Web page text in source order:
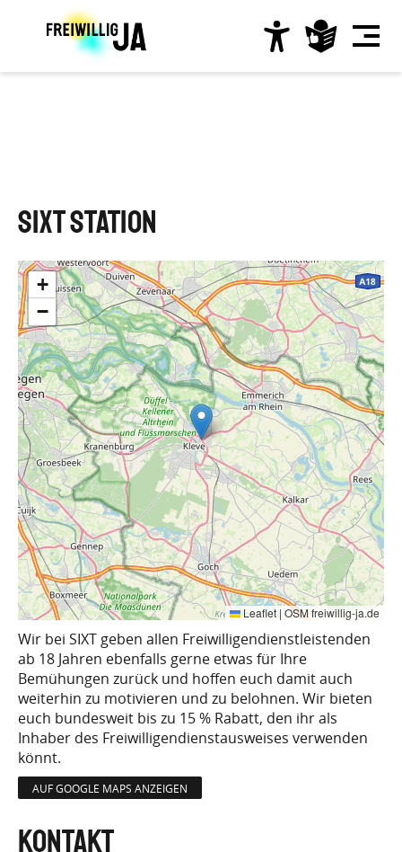
SIXT Station
+
−
Leaflet | OSM freiwillig-ja.de
Wir bei SIXT geben allen Freiwilligendienstleistenden
ab 18 Jahren ebenfalls gerne etwas für Ihre
Bemühungen zurück und hoffen euch damit auch
weiterhin zu motivieren und zu belohnen. Wir bieten
euch bundesweit bis zu 15 % Rabatt, den ihr als
Inhaber des Freiwilligendienstausweises verwenden
könnt.
AUF GOOGLE MAPS ANZEIGEN